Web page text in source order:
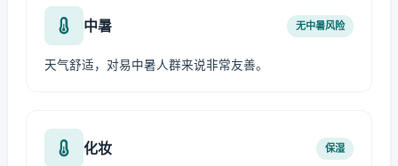
中暑 无中暑风险
天气舒适，对易中暑人群来说非常友善。
化妆 保湿